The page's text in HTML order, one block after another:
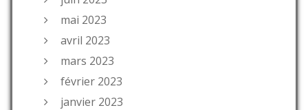
mai 2023
avril 2023
mars 2023
février 2023
janvier 2023